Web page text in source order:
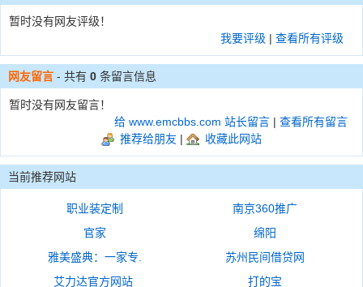
暂时没有网友评级！
我要评级 | 查看所有评级
网友留言 - 共有 0 条留言信息
暂时没有网友留言！
给 www.emcbbs.com 站长留言 | 查看所有留言
推荐给朋友 | 收藏此网站
当前推荐网站
职业装定制
南京360推广
官家
绵阳
雅美盛典：一家专.
苏州民间借贷网
艾力达官方网站
打的宝